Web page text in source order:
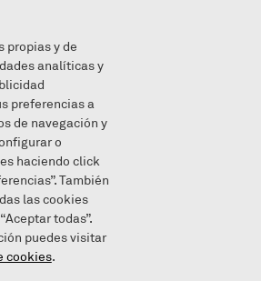
berri bat HHn
propias y de
analíticas y
preferencias a
de navegación y
o
haciendo click
También
las cookies
todas”.
puedes visitar
cookies.